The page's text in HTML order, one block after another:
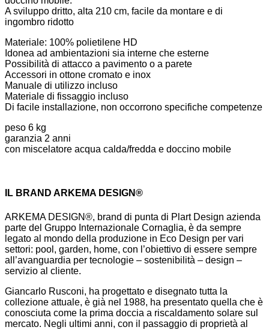
A sviluppo dritto, alta 210 cm, facile da montare e di
ingombro ridotto
Materiale: 100% polietilene HD
Idonea ad ambientazioni sia interne che esterne
Possibilità di attacco a pavimento o a parete
Accessori in ottone cromato e inox
Manuale di utilizzo incluso
Materiale di fissaggio incluso
Di facile installazione, non occorrono specifiche competenze
peso 6 kg
garanzia 2 anni
con miscelatore acqua calda/fredda e doccino mobile
IL BRAND ARKEMA DESIGN®
ARKEMA DESIGN®, brand di punta di Plart Design azienda
parte del Gruppo Internazionale Cornaglia, è da sempre
legato al mondo della produzione in Eco Design per vari
settori: pool, garden, home, con l’obiettivo di essere sempre
all’avanguardia per tecnologie – sostenibilità – design –
servizio al cliente.
Giancarlo Rusconi, ha progettato e disegnato tutta la
collezione attuale, è già nel 1988, ha presentato quella che è
conosciuta come la prima doccia a riscaldamento solare sul
mercato. Negli ultimi anni, con il passaggio di proprietà al